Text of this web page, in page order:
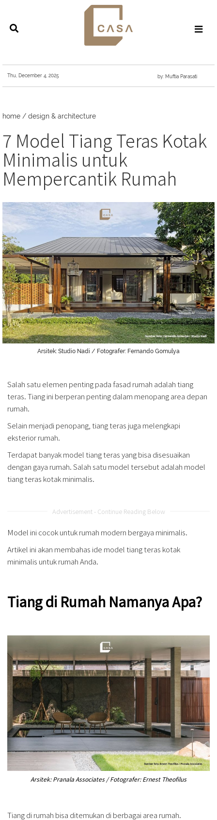
Thu, December 4, 2025 by: Muftia Parasati
home / design & architecture
7 Model Tiang Teras Kotak
Minimalis untuk
Mempercantik Rumah
Arsitek: Studio Nadi / Fotografer: Fernando Gomulya
Salah satu elemen penting pada fasad rumah adalah tiang
teras. Tiang ini berperan penting dalam menopang area depan
rumah.
Selain menjadi penopang, tiang teras juga melengkapi
eksterior rumah.
Terdapat banyak model tiang teras yang bisa disesuaikan
dengan gaya rumah. Salah satu model tersebut adalah model
tiang teras kotak minimalis.
Advertisement - Continue Reading Below
Model ini cocok untuk rumah modern bergaya minimalis.
Artikel ini akan membahas ide model tiang teras kotak
minimalis untuk rumah Anda.
Tiang di Rumah Namanya Apa?
Arsitek: Pranala Associates / Fotografer: Ernest Theofilus
Tiang di rumah bisa ditemukan di berbagai area rumah.